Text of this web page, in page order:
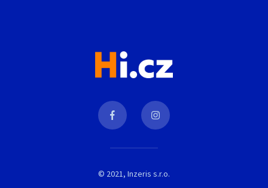
© 2021, Inzeris s.r.o.